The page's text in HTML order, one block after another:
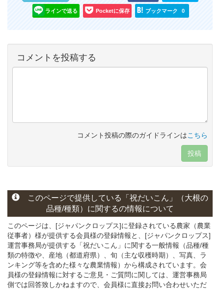
ラインで送る Pocketに保存 ブックマーク 0
コメントを投稿する
コメント投稿の際のガイドラインはこちら
投稿
このページで提供している 「祝だいこん」
（大根の
品種/種類） に関するの情報について
このページは、[ジャパンクロップス]に登録されている農家（農業
従事者）様が提供する会員様の登録情報と、[ジャパンクロップス]
運営事務局が提供する「祝だいこん」 に関する一般情報（品種/種
類の特徴や、産地（都道府県）、旬（主な収穫時期）、写真、ラ
ンキング等を含めた様々な農業情報）から構成されています。会
員様の登録情報に対するご意見・ご質問に関しては、運営事務局
側では回答致しかねますので、会員様に直接お問い合わせいただ